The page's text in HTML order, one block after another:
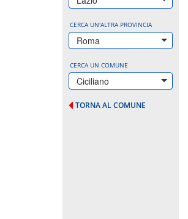
CERCA UN'ALTRA PROVINCIA
Roma
CERCA UN COMUNE
Ciciliano
TORNA AL COMUNE